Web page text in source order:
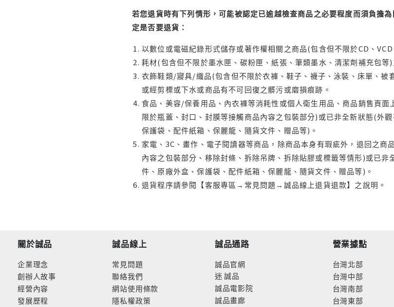
若您退貨時有下列情形，可能被認定已逾越檢查商品之必要程度而須負擔
定是否要退貨：
以數位或電磁紀錄形式儲存或著作權相關之商品(包含但不限於CD、
耗材(包含但不限於墨水匣、碳粉匣、紙張、筆類墨水、清潔劑補充包
衣飾鞋類/寢具/織品(包含但不限於衣褲、鞋子、襪子、泳裝、床單、
或經剪標或下水或商品有不可回復之髒污或磨損痕跡。
食品、美容/保養用品、內衣褲等消耗性或個人衛生用品、商品銷售頁
限於瓶蓋、封口、封膜等接觸商品內容之包裝部分)或已非全新狀態(外
保護袋、配件紙箱、保麗龍、隨貨文件、贈品等)。
家電、3C、畫作、電子閱讀器等商品，除商品本身有瑕疵外，退回之
內容之包裝部分、移除封條、拆除吊牌、拆除貼膠或標籤等情形)或已
件、原廠外盒、保護袋、配件紙箱、保麗龍、隨貨文件、贈品等)。
退貨程序請參閱【客服專區→常見問題→誠品線上退貨退款】之說明。
關於誠品
企業理念
創辦人故事
經營內容
發展歷程
誠品線上
常見問題
聯絡我們
網站使用條款
隱私權政策
誠品通路
誠品官網
迷 誠品
誠品電影院
誠品畫廊
營業據點
台灣北部
台灣中部
台灣南部
台灣東部